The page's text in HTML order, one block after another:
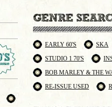
EARLY 60'S
SKA
STUDIO 1 70'S
BOB MARLEY & THE
RE-ISSUE USED